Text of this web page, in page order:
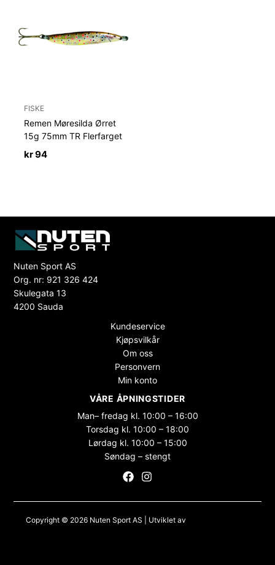
FISKE
Remen Møresilda Ørret
15g 75mm TR Flerfarget
kr94
Nuten Sport AS
Org. nr: 921 326 424
Skulegata 13
4200 Sauda
Kundeservice
Kjøpsvilkår
Om oss
Personvern
Min konto
VÅRE ÅPNINGSTIDER
Man– fredag kl. 10:00 – 16:00
Torsdag kl. 10:00 – 18:00
Lørdag kl. 10:00 – 15:00
Søndag – stengt
Copyright © 2026 Nuten Sport AS | Utviklet av